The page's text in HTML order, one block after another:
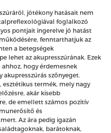
jótékony hatásait nem
foglalkozó
pontjait ingerelve jó hatást
fenntarthatjuk az
a betegségek
lehet az akupresszúrának. Ezek
hogy érdemesnek
szőnyeget.
esztétikus termék, mely nagy
akár kisebb
de emellett számos pozitív
és
Az ára pedig igazán
barátoknak,